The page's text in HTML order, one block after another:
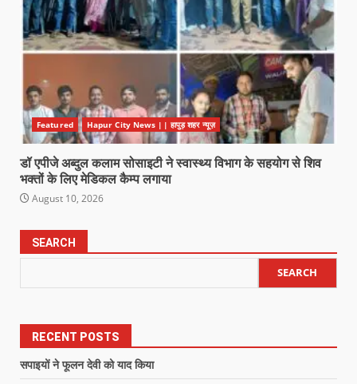
Featured Hapur City News || हापुड़ शहर न्यूज़
डॉ एपीजे अब्दुल कलाम सोसाइटी ने स्वास्थ्य विभाग के सहयोग से शिव
भक्तों के लिए मेडिकल कैम्प लगाया
August 10, 2026
SEARCH
SEARCH
RECENT POSTS
सपाइयों ने फूलन देवी को याद किया